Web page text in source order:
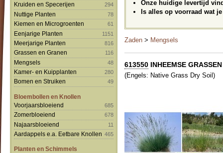
Kruiden en Specerijen 294
Nuttige Planten 78
Kiemen en Microgroenten 61
Eenjarige Planten 1151
Meerjarige Planten 816
Grassen en Granen 116
Mengsels 48
Kamer- en Kuipplanten 280
Bomen en Struiken 49
Bloembollen en Knollen
Voorjaarsbloeiend
685
Zomerbloeiend 678
Najaarsbloeiend 11
Aardappels e.a. Eetbare Knollen 465
Planten en Schimmels
Onze huidige levertijd
Is alles op voorraad wat
Zaden > Mengsels
613550 INHEEMSE
(Engels: Native Grass Dry Soil)